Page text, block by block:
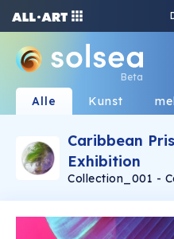
Beta
Alle Kunst
Caribbean
Exhibition
Collection_001 -